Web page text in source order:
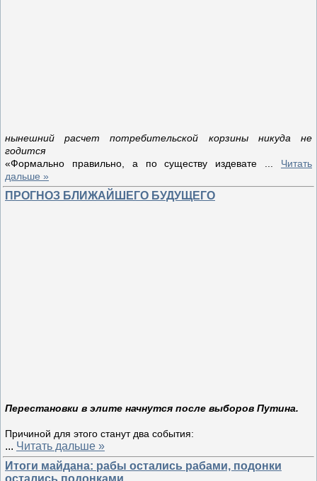
нынешний расчет потребительской корзины никуда не
годится
«Формально правильно, а по существу издевате
Читать
дальше »
ПРОГНОЗ БЛИЖАЙШЕГО БУДУЩЕГО
Перестановки в элите начнутся после выборов Путина.
Причиной для этого станут два события:
... Читать дальше »
Итоги майдана: рабы остались рабами, подонки
остались подонками